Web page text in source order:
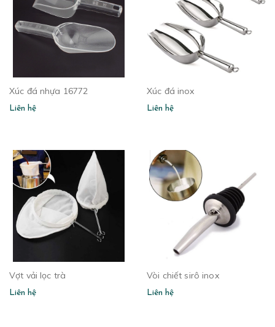
Xúc đá nhựa 16772
Liên hệ
Xúc đá inox
Liên hệ
Vợt vải lọc trà
Liên hệ
Vòi chiết sirô inox
Liên hệ